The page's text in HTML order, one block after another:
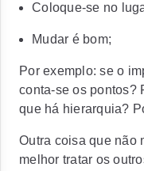
Coloque-se no
Mudar é bom;
Por exemplo: se o
conta-se os pontos?
que há hierarquia?
Outra coisa que não
melhor tratar os